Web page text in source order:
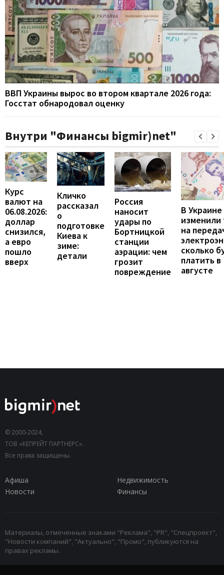
ВВП Украины вырос во втором квартале 2026 года:
Госстат обнародовал оценку
Внутри "Финансы bigmir)net"
Курс
валют на
06.08.2026:
доллар
снизился,
а евро
пошло
вверх
Кличко
рассказал
о
подготовке
Киева к
зиме:
детали
Россия
наносит
удары по
Бортницкой
станции
аэрации: чем
грозит
повреждение
В Украине
на
сколько
платить в
августе
© 2000-2024,
ТОВ «КЕПРЕЙТ ПАРТНЕРС».
Все права защищены.
Афиша
Недвижимость
Новости
Финансы
Материалы, отмеченные знаками "Реклама", "PR", "Спецпроект",
"Новости компаний", "Актуально", "Промо", публикуются на
правах рекламы.